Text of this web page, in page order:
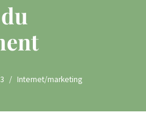
Internet/marketing